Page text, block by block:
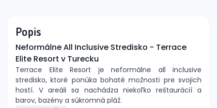
Popis
Neformálne All Inclusive Stredisko - Terrace
Elite Resort v Turecku
Terrace Elite Resort je neformálne all inclusive
stredisko, ktoré ponúka bohaté možnosti pre svojich
hostí. V areáli sa nachádza niekoľko reštaurácií a
barov, bazény a súkromná pláž.